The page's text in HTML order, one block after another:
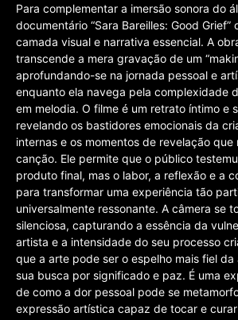
Para complementar a imersão sonora do
documentário “Sara Bareilles: Good Grief”
camada visual e narrativa essencial. A
transcende a mera gravação de um
aprofundando-se na jornada pessoal e
enquanto ela navega pela complexidade
em melodia. O filme é um retrato íntimo e
revelando os bastidores emocionais da
internas e os momentos de revelação que
canção. Ele permite que o público
produto final, mas o labor, a reflexão e a
para transformar uma experiência tão
universalmente ressonante. A câmera se
silenciosa, capturando a essência da
artista e a intensidade do seu processo
que a arte pode ser o espelho mais fiel da
sua busca por significado e paz. É uma
de como a dor pessoal pode se
expressão artística capaz de tocar e